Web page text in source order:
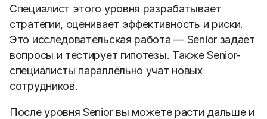
Специалист этого уровня разрабатывает
стратегии, оценивает эффективность и риски.
Это исследовательская работа — Senior задает
вопросы и тестирует гипотезы. Также Senior-
специалисты параллельно учат новых
сотрудников.
После уровня Senior вы можете расти дальше и